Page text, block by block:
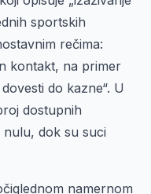
sportskih
rečima:
kontakt, na primer
do kazne“. U
dostupnih
nulu, dok su suci
namernom